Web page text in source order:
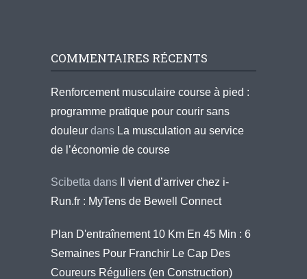
COMMENTAIRES RÉCENTS
Renforcement musculaire course à pied :
programme pratique pour courir sans
douleur dans La musculation au service
de l’économie de course
Scibetta dans
Il vient d’arriver chez i-
Run.fr : MyTens de Bewell Connect
Plan D'entraînement 10 Km En 45 Min : 6
Semaines Pour Franchir Le Cap Des
Coureurs Réguliers (en Construction)